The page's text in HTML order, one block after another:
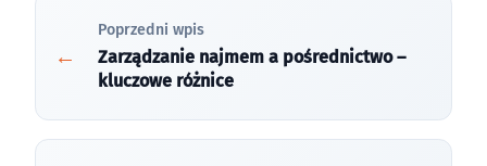
Poprzedni wpis
Zarządzanie najmem a pośrednictwo –
kluczowe różnice